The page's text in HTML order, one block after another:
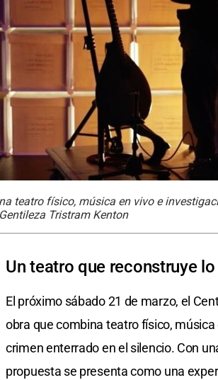
teatro físico, música en vivo e
Tristram Kenton
Un teatro que reconstruye
El próximo sábado 21 de marzo, el
obra que combina teatro físico,
crimen enterrado en el silencio. Con
propuesta se presenta como una